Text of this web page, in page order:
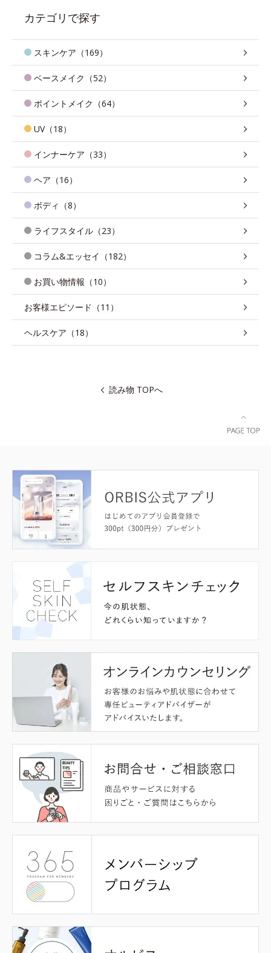
カテゴリで探す
スキンケア（169）
ベースメイク（52）
ポイントメイク（64）
UV（18）
インナーケア（33）
ヘア（16）
ボディ（8）
ライフスタイル（23）
コラム&エッセイ（182）
お買い物情報（10）
お客様エピソード（11）
ヘルスケア（18）
読み物 TOPへ